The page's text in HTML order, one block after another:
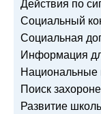
Социальный
Социальная
Информация
Национальные
Поиск
Развитие